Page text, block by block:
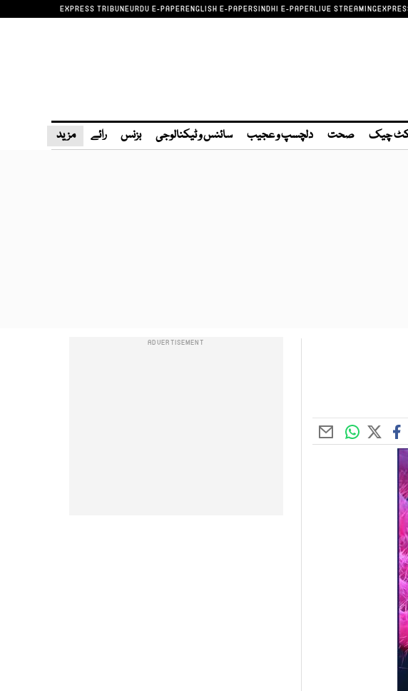
EXPRESS TRIBUNEURDU E-PAPERENGLISH E-PAPERSINDHI E-PAPERLIVE STREAMING
چیک صحت دلچسپ و عجیب سائنس و ٹیکنالوجی بزنس رائے مزید